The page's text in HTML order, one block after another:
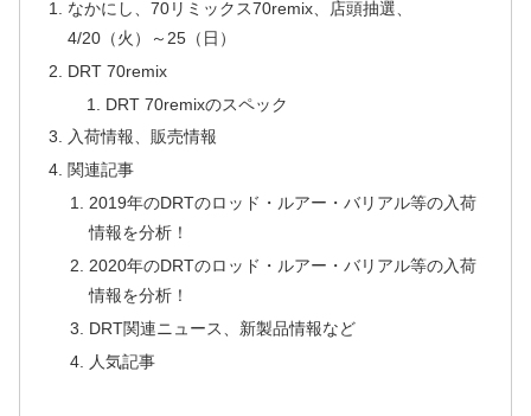
なかにし、70リミックス70remix、店頭抽選、
4/20（火）～25（日）
DRT 70remix
DRT 70remixのスペック
入荷情報、販売情報
関連記事
2019年のDRTのロッド・ルアー・バリアル等の入荷
情報を分析！
2020年のDRTのロッド・ルアー・バリアル等の入荷
情報を分析！
DRT関連ニュース、新製品情報など
人気記事